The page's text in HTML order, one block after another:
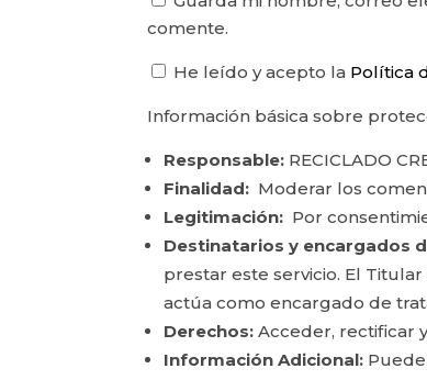
comente.
He leído y acepto la Política
Información básica sobre
Responsable: RECICLADO
Finalidad: Moderar los
Legitimación: Por
Destinatarios y encargados
prestar este servicio. El
actúa como encargado de
Derechos: Acceder, rectificar
Información Adicional: